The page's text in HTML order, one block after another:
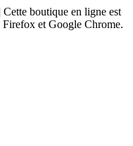
boutique en ligne est
et Google Chrome.